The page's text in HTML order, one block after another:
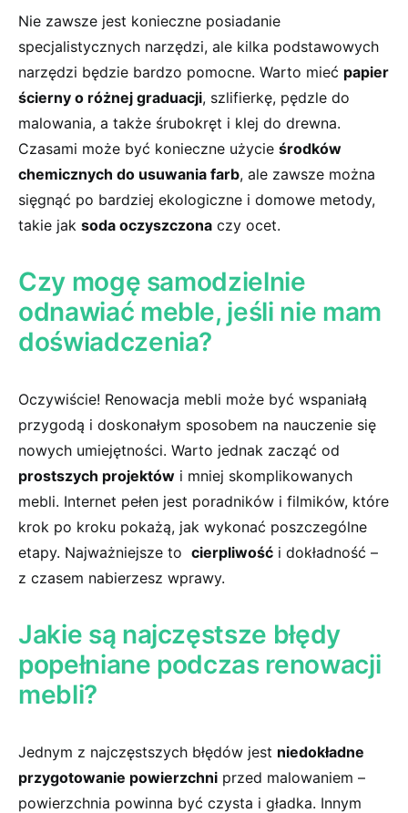
Nie zawsze jest konieczne posiadanie
specjalistycznych narzędzi,⁣ ale ​kilka ‍podstawowych
narzędzi⁣ będzie bardzo pomocne. Warto mieć papier
ścierny o różnej graduacji, szlifierkę, pędzle do
malowania, a także śrubokręt i klej do drewna.
Czasami może ‍być ⁢konieczne użycie środków
chemicznych do usuwania farb, ale zawsze można
sięgnąć po bardziej ekologiczne i domowe metody,
takie jak soda oczyszczona czy ocet.
Czy mogę samodzielnie
odnawiać meble, jeśli nie mam
doświadczenia?
Oczywiście! Renowacja mebli może być wspaniałą
przygodą i doskonałym sposobem na nauczenie ‍się
nowych umiejętności. Warto ‌jednak zacząć⁢ od⁣
prostszych projektów i⁤ mniej skomplikowanych
mebli. Internet​ pełen jest poradników i filmików, które
krok po kroku pokażą, jak wykonać‍ poszczególne
etapy. Najważniejsze to ‌ cierpliwość i ‍dokładność –
z czasem nabierzesz ‌wprawy.
Jakie są najczęstsze błędy
popełniane podczas renowacji‌
mebli?
Jednym⁢ z najczęstszych błędów jest niedokładne⁣
przygotowanie powierzchni przed malowaniem⁤ –
powierzchnia powinna ⁢być czysta i gładka. Innym